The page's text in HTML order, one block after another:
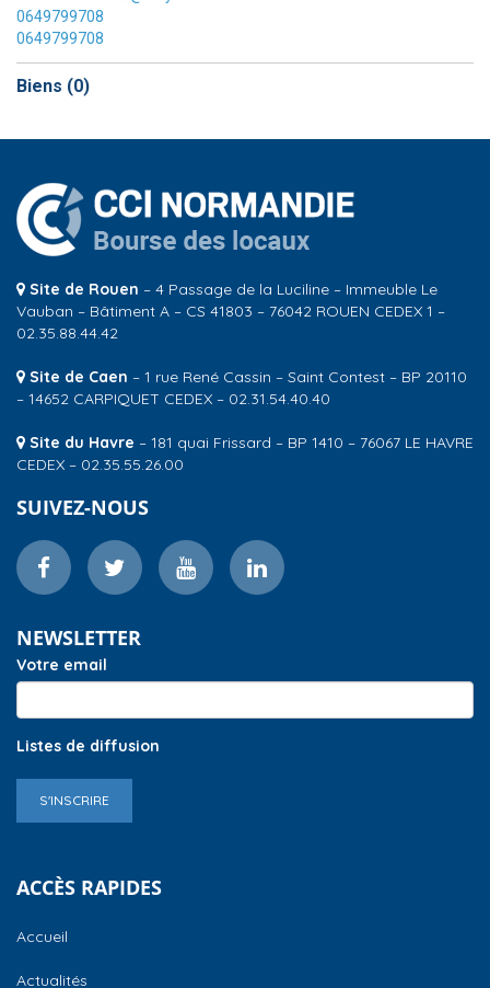
0649799708
0649799708
Biens (0)
Site de Rouen – 4 Passage de la Luciline – Immeuble Le
Vauban – Bâtiment A – CS 41803 – 76042 ROUEN CEDEX 1 –
02.35.88.44.42
Site de Caen – 1 rue René Cassin – Saint Contest – BP 20110
– 14652 CARPIQUET CEDEX – 02.31.54.40.40
Site du Havre – 181 quai Frissard – BP 1410 – 76067 LE HAVRE
CEDEX – 02.35.55.26.00
SUIVEZ-NOUS
NEWSLETTER
Votre email
Listes de diffusion
S'INSCRIRE
ACCÈS RAPIDES
Accueil
Actualités